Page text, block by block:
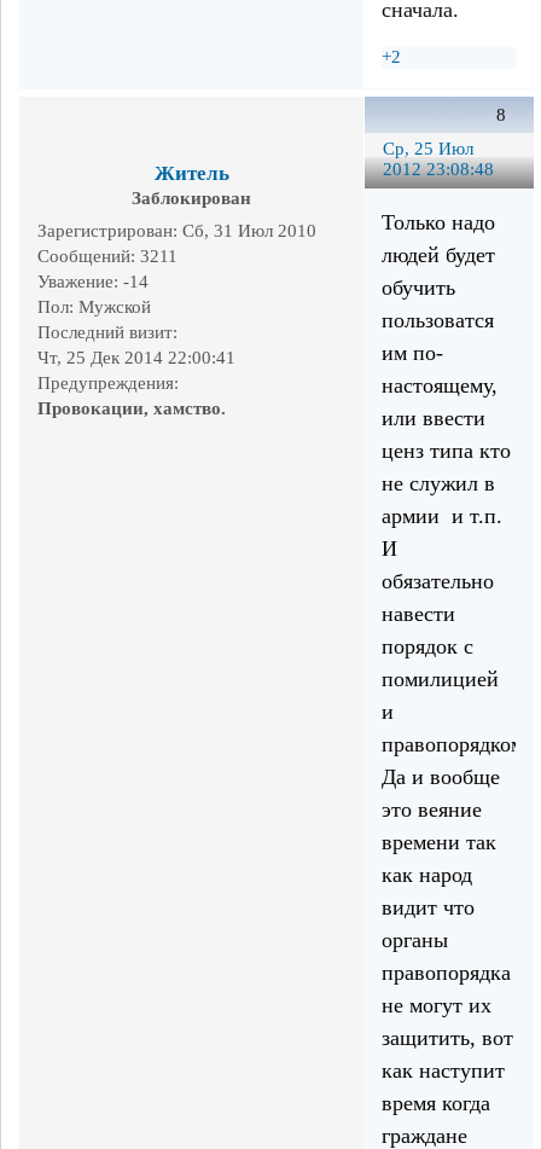
сначала.
+2
8
Ср, 25 Июл
2012 23:08:48
Житель
Заблокирован
Зарегистрирован: Сб, 31 Июл 2010
Сообщений: 3211
Уважение: -14
Пол: Мужской
Последний визит:
Чт, 25 Дек 2014 22:00:41
Предупреждения:
Провокации, хамство.
Только надо
людей будет
обучить
пользоватся
им по-
настоящему,
или ввести
ценз типа кто
не служил в
армии и т.п.
И
обязательно
навести
порядок с
помилицией
и
правопорядком.
Да и вообще
это веяние
времени так
как народ
видит что
органы
правопорядка
не могут их
защитить, вот
как наступит
время когда
граждане